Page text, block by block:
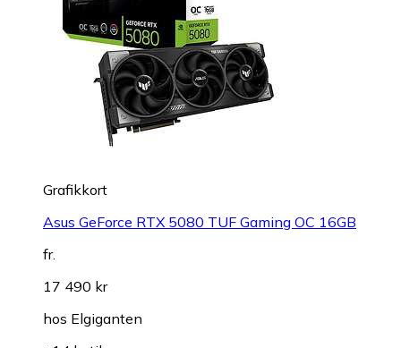
Grafikkort
Asus GeForce RTX 5080 TUF Gaming OC 16GB
fr.
17 490 kr
hos Elgiganten